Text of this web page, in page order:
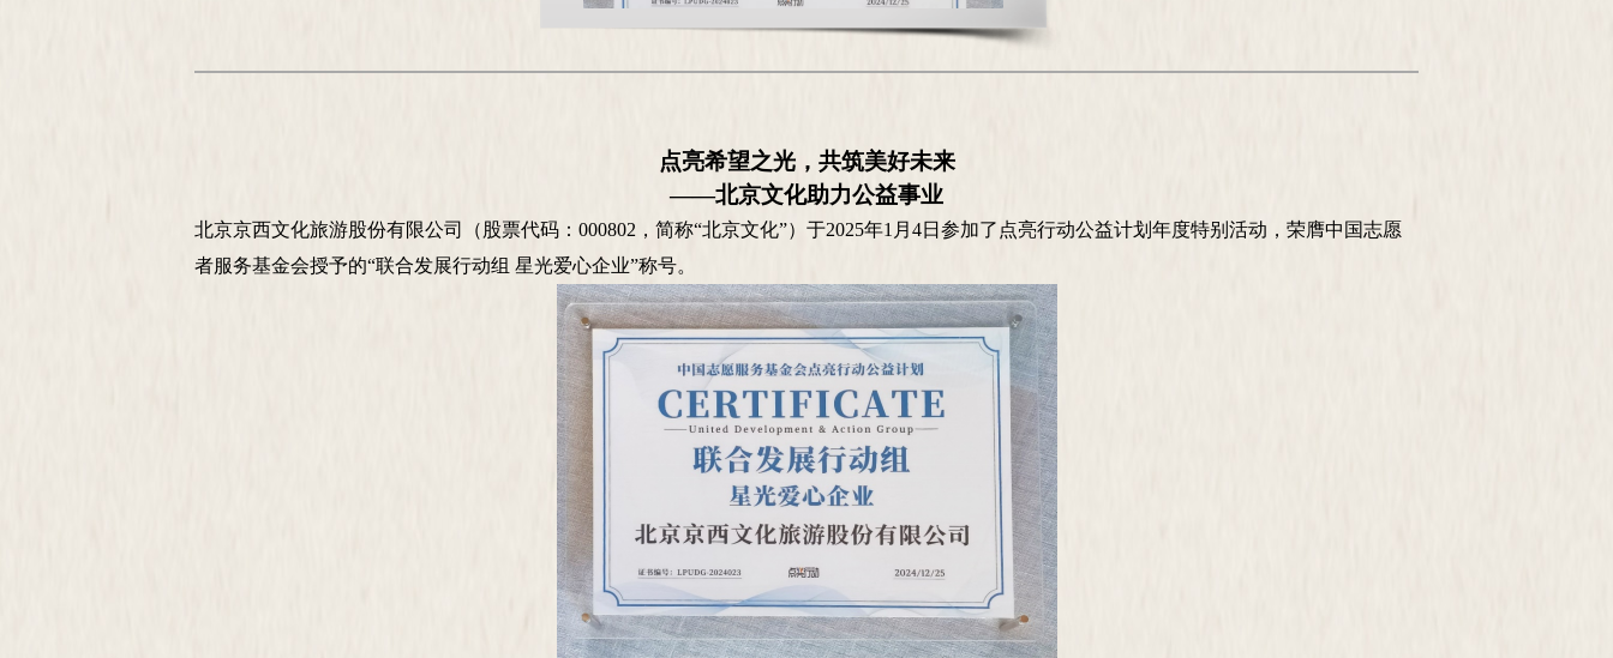
点亮希望之光，共筑美好未来
——北京文化助力公益事业
北京京西文化旅游股份有限公司（股票代码：000802，简称“北京文化”）于2025年1月4日参加了点亮行动公益计划年度特别活动，荣膺中国志愿
者服务基金会授予的“联合发展行动组 星光爱心企业”称号。